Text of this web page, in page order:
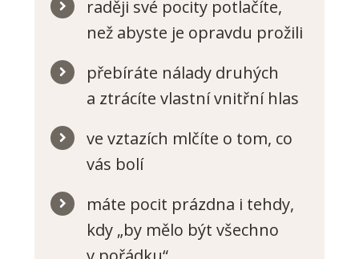
raději své pocity potlačíte,
než abyste je opravdu prožili
přebíráte nálady druhých
a ztrácíte vlastní vnitřní hlas
ve vztazích mlčíte o tom, co
vás bolí
máte pocit prázdna i tehdy,
kdy „by mělo být všechno